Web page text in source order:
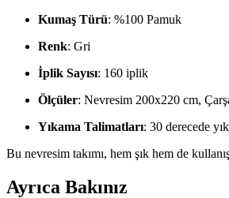
Kumaş Türü: %100 Pamuk
Renk: Gri
İplik Sayısı: 160 iplik
Ölçüler: Nevresim 200x220 cm,
Yıkama Talimatları: 30 derecede
Bu nevresim takımı, hem şık hem de
Ayrıca Bakınız